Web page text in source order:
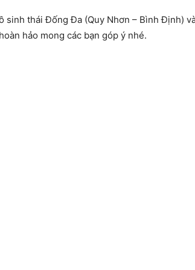
sinh thái Đống Đa (Quy Nhơn – Bình Định)
hảo mong các bạn góp ý nhé.